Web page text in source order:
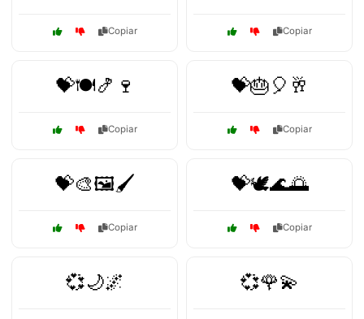
Copiar Copiar
💝🍽️🍤🍷
Copiar
💝🎂🎈🥂
Copiar
💝🎨🖼️🖌️
Copiar
💝🕊️🌊🌅
Copiar
💞🌙🌌 💞🌹💫